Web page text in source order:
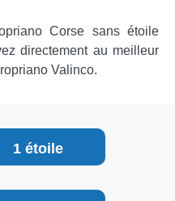
Corse sans étoile
directement au meilleur
Valinco.
1 étoile